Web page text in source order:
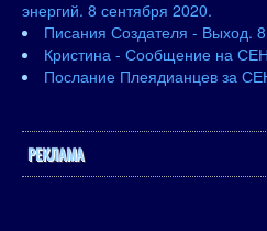
энергий. 8 сентября 2020.
Писания Создателя - Выход.
Кристина - Сообщение на
Послание Плеядианцев за
РЕКЛАМА